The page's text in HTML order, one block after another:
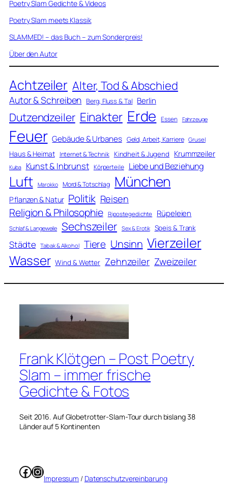
Poetry Slam Gedichte & Videos
Poetry Slam meets Klassik
SLAMMED! – das Buch – zum Sonderpreis!
Über den Autor
Achtzeiler Alter, Tod & Abschied
Autor & Schreiben Berg, Fluss & Tal Berlin
Dutzendzeiler Einakter Erde Essen Fahrzeuge
Feuer Gebäude & Urbanes Geld, Arbeit, Karriere Grusel
Haus & Heimat Internet & Technik Kindheit & Jugend Krummzeiler
Kuba Kunst & Inbrunst Körperteile Liebe und Beziehung
Luft Marokko Mord & Totschlag München
Pflanzen & Natur Politik Reisen
Religion & Philosophie Ripostegedichte Rüpeleien
Schlaf & Langeweile Sechszeiler Sex & Erotik Speis & Trank
Städte Tabak & Alkohol Tiere Unsinn Vierzeiler
Wasser Wind & Wetter Zehnzeiler Zweizeiler
Frank Klötgen – Post Poetry
Slam – immer frische
Gedichte & Fotos
Seit 2016. Auf Globetrotter-Slam-Tour durch bislang 38
Länder auf 5 Kontinenten
Facebook
Instagram
Impressum / Datenschutzvereinbarung